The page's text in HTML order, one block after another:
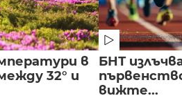
в
32° и
БНТ
вижте...